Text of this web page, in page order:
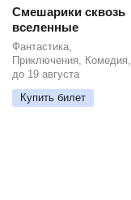
Смешарики сквозь
вселенные
Фантастика,
Приключения, Комедия,
до 19 августа
Купить билет